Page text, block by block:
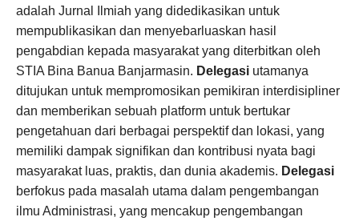
adalah Jurnal Ilmiah yang didedikasikan untuk
mempublikasikan dan menyebarluaskan hasil
pengabdian kepada masyarakat yang diterbitkan oleh
STIA Bina Banua Banjarmasin. Delegasiutamanya
ditujukan untuk mempromosikan pemikiran interdisipliner
dan memberikan sebuah platform untuk bertukar
pengetahuan dari berbagai perspektif dan lokasi, yang
memiliki dampak signifikan dan kontribusi nyata bagi
masyarakat luas, praktis, dan dunia akademis. Delegasi
berfokus pada masalah utama dalam pengembangan
ilmu Administrasi, yang mencakup pengembangan